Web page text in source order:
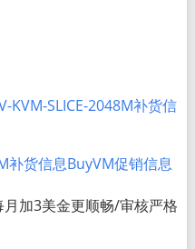
KVM-SLICE-2048M补货信
补货信息BuyVM促销信息
加3美金更顺畅/审核严格